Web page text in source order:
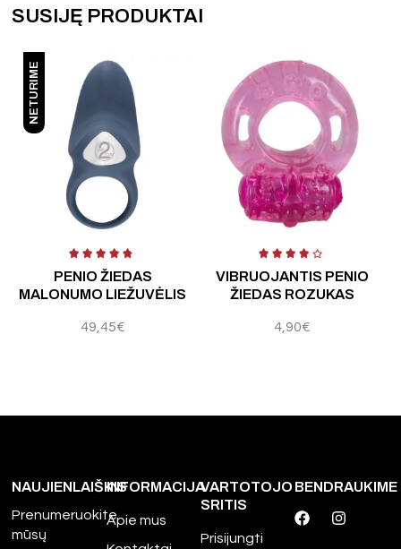
SUSIJĘ PRODUKTAI
NETURIME
PENIO ŽIEDAS
MALONUMO LIEŽUVĖLIS
49,45€
VIBRUOJANTIS PENIO
ŽIEDAS ROZUKAS
4,90€
NAUJIENLAIŠKIS
Prenumeruokite
mūsų
INFORMACIJA
Apie mus
VARTOTOJO
SRITIS
Prisijungti
BENDRAUKIME